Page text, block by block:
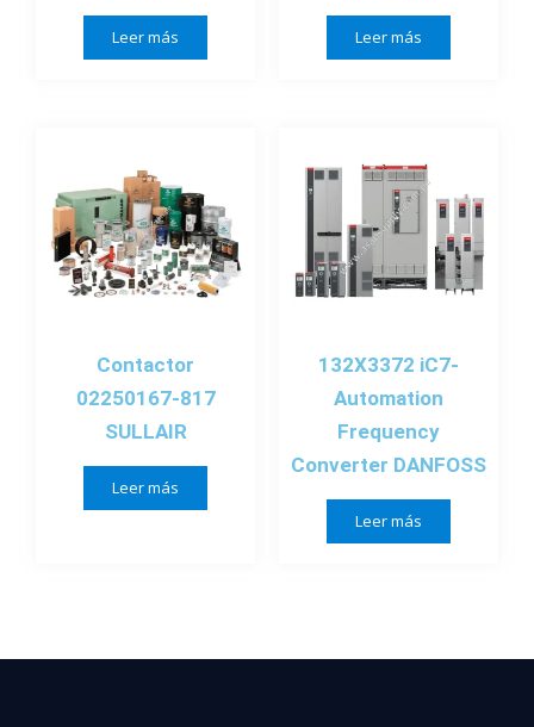
Leer más Leer más
Contactor
02250167-817
SULLAIR
Leer más
132X3372 iC7-
Automation
Frequency
Converter DANFOSS
Leer más